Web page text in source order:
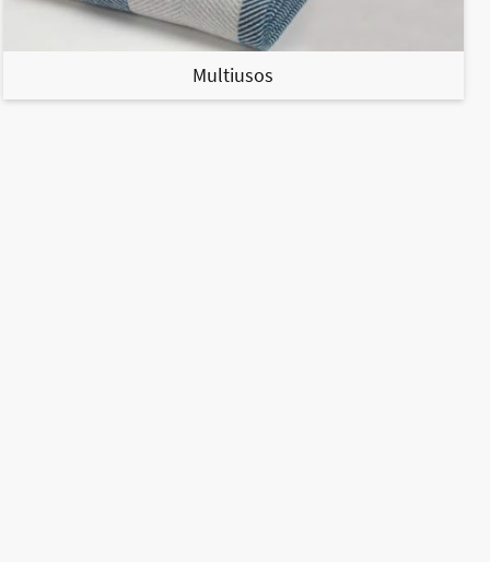
Multiusos